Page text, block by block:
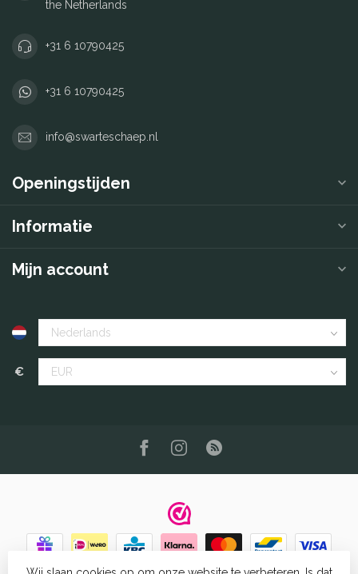
the Netherlands
+31 6 10790425
+31 6 10790425
info@swarteschaep.nl
Openingstijden
Informatie
Mijn account
€